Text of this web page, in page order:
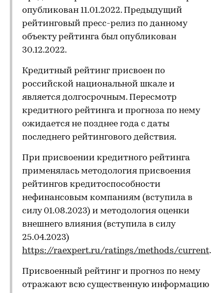
опубликован 11.01.2022. Предыдущий
рейтинговый пресс-релиз по данному
объекту рейтинга был опубликован
30.12.2022.
Кредитный рейтинг присвоен по
российской национальной шкале и
является долгосрочным. Пересмотр
кредитного рейтинга и прогноза по нему
ожидается не позднее года с даты
последнего рейтингового действия.
При присвоении кредитного рейтинга
применялась методология присвоения
рейтингов кредитоспособности
нефинансовым компаниям (вступила в
силу 01.08.2023) и методология оценки
внешнего влияния (вступила в силу
25.04.2023)
https://raexpert.ru/ratings/methods/current.
Присвоенный рейтинг и прогноз по нему
отражают всю существенную информацию